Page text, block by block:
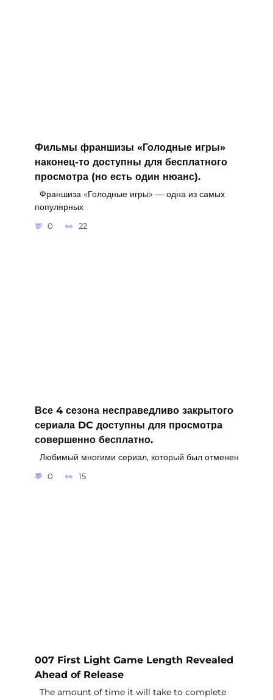
Фильмы франшизы «Голодные игры»
наконец-то доступны для бесплатного
просмотра (но есть один нюанс).
Франшиза «Голодные игры» — одна из самых
популярных
0 22
Все 4 сезона несправедливо закрытого
сериала DC доступны для просмотра
совершенно бесплатно.
Любимый многими сериал, который был отменен
0 15
007 First Light Game Length Revealed
Ahead of Release
The amount of time it will take to complete